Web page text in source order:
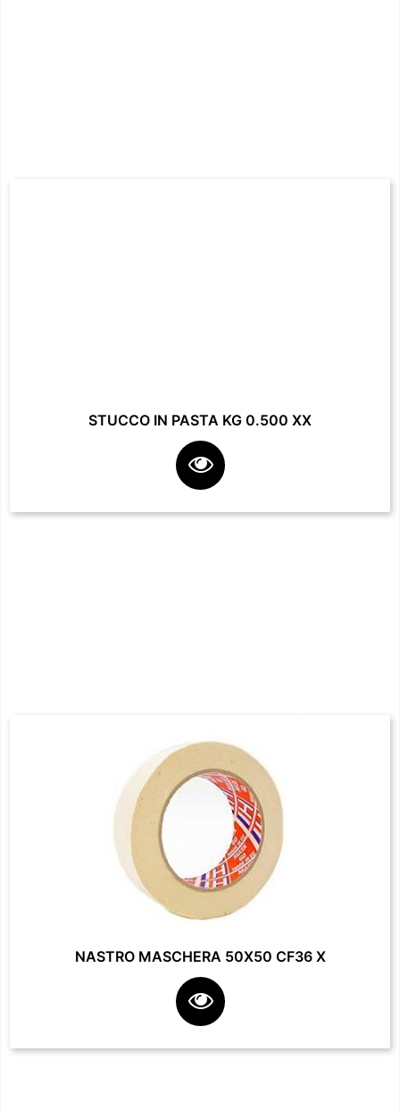
STUCCO IN PASTA KG 0.500 XX
NASTRO MASCHERA 50X50 CF36 X